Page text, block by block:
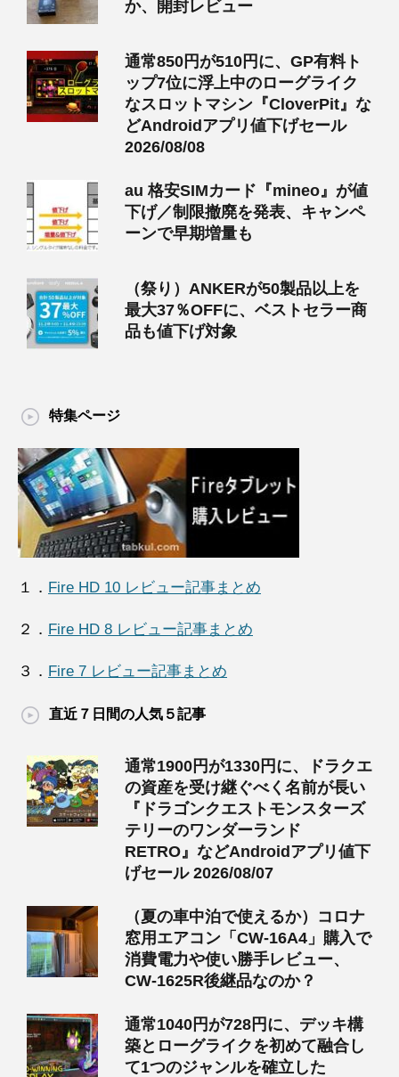
か、開封レビュー
通常850円が510円に、GP有料ト
ップ7位に浮上中のローグライク
なスロットマシン『CloverPit』な
どAndroidアプリ値下げセール
2026/08/08
au 格安SIMカード『mineo』が値
下げ／制限撤廃を発表、キャンペ
ーンで早期増量も
（祭り）ANKERが50製品以上を
最大37％OFFに、ベストセラー商
品も値下げ対象
特集ページ
１． Fire HD 10 レビュー記事まとめ
２． Fire HD 8 レビュー記事まとめ
３． Fire 7 レビュー記事まとめ
直近７日間の人気５記事
通常1900円が1330円に、ドラクエ
の資産を受け継ぐべく名前が長い
『ドラゴンクエストモンスターズ
テリーのワンダーランド
RETRO』などAndroidアプリ値下
げセール 2026/08/07
（夏の車中泊で使えるか）コロナ
窓用エアコン「CW-16A4」購入で
消費電力や使い勝手レビュー、
CW-1625R後継品なのか？
通常1040円が728円に、デッキ構
築とローグライクを初めて融合し
て1つのジャンルを確立した